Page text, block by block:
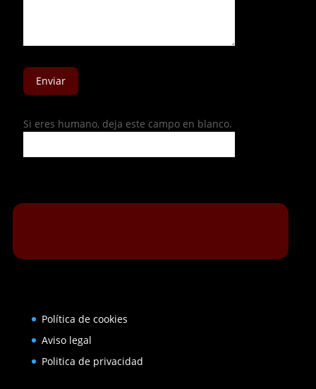
Enviar
Si eres humano, deja este campo en blanco.
Política de cookies
Aviso legal
Politica de privacidad